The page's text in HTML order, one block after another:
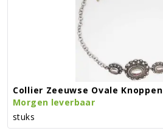
Collier Zeeuwse Ovale Knoppen
Morgen leverbaar
stuks